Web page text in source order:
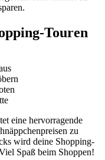
Touren
eine hervorragende
zu
wird deine Shopping-
Spaß beim Shoppen!